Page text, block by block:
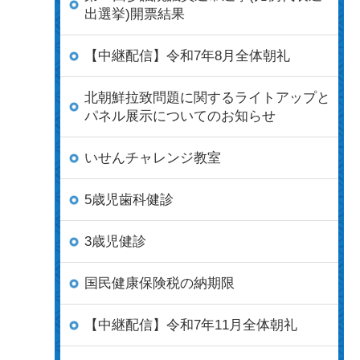
出選挙)開票結果
【中継配信】令和7年8月全体朝礼
北朝鮮拉致問題に関するライトアップと
パネル展示についてのお知らせ
いせんチャレンジ教室
5歳児歯科健診
3歳児健診
国民健康保険税の納期限
【中継配信】令和7年11月全体朝礼